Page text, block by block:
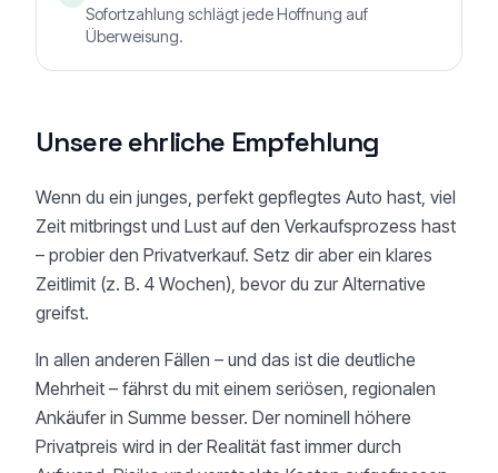
Sofortzahlung schlägt jede Hoffnung auf
Überweisung.
Unsere ehrliche Empfehlung
Wenn du ein junges, perfekt gepflegtes Auto hast, viel
Zeit mitbringst und Lust auf den Verkaufsprozess hast
– probier den Privatverkauf. Setz dir aber ein klares
Zeitlimit (z. B. 4 Wochen), bevor du zur Alternative
greifst.
In allen anderen Fällen – und das ist die deutliche
Mehrheit – fährst du mit einem seriösen, regionalen
Ankäufer in Summe besser. Der nominell höhere
Privatpreis wird in der Realität fast immer durch